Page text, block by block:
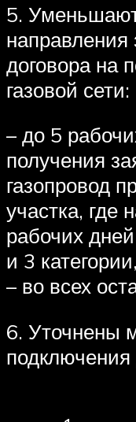
5.
направления
договора на
газовой сети:
– до 5
получения
газопровод
участка, где
рабочих
и 3
– во всех
6. Уточнены
подключения